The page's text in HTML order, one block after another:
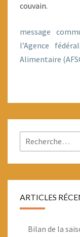
couvain.
message
l’Agence
Alimentaire
Rechercher :
ARTICLES
Bilan de la